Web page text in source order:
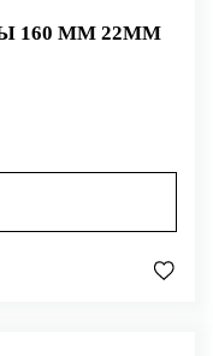
160 ММ 22MM